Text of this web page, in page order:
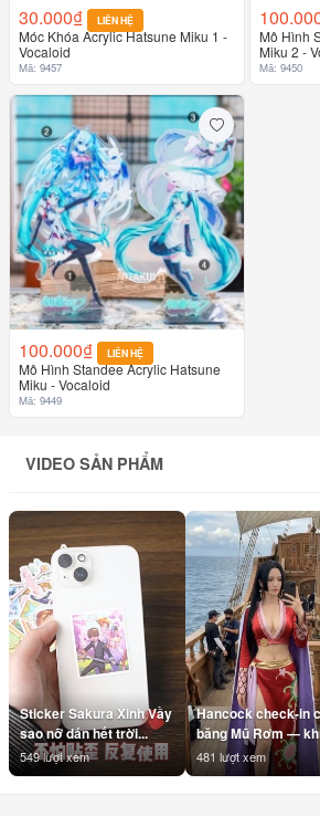
30.000₫ LIÊN HỆ
Móc Khóa Acrylic Hatsune Miku 1 -
Vocaloid
Mã: 9457
Mô Hình
Miku 2 -
Mã: 9450
100.000₫ LIÊN HỆ
Mô Hình Standee Acrylic Hatsune
Miku - Vocaloid
Mã: 9449
VIDEO SẢN PHẨM
Sticker Sakura Xinh Vầy
sao nỡ dán hết trời...
549 lượt xem
Hancock check-in
băng Mũ Rơm —
chất Nữ Hoàng là
cần filter 👑
481 lượt xem